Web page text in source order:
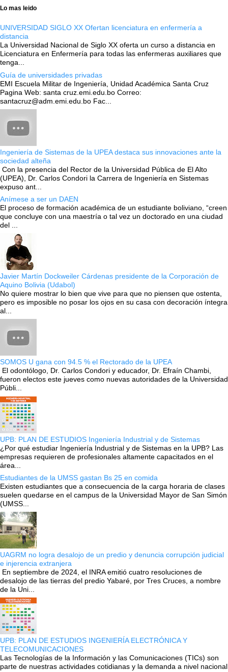
Lo mas leido
UNIVERSIDAD SIGLO XX Ofertan licenciatura en enfermería a
distancia
La Universidad Nacional de Siglo XX oferta un curso a distancia en
Licenciatura en Enfermería para todas las enfermeras auxiliares que
tenga...
Guía de universidades privadas
EMI Escuela Militar de Ingeniería, Unidad Académica Santa Cruz
Pagina Web: santa cruz.emi.edu.bo Correo:
santacruz@adm.emi.edu.bo Fac...
Ingeniería de Sistemas de la UPEA destaca sus innovaciones ante la
sociedad alteña
Con la presencia del Rector de la Universidad Pública de El Alto
(UPEA), Dr. Carlos Condori la Carrera de Ingeniería en Sistemas
expuso ant...
Anímese a ser un DAEN
El proceso de formación académica de un estudiante boliviano, “creen
que concluye con una maestría o tal vez un doctorado en una ciudad
del ...
Javier Martín Dockweiler Cárdenas presidente de la Corporación de
Aquino Bolivia (Udabol)
No quiere mostrar lo bien que vive para que no piensen que ostenta,
pero es imposible no posar los ojos en su casa con decoración íntegra
al...
SOMOS U gana con 94.5 % el Rectorado de la UPEA
El odontólogo, Dr. Carlos Condori y educador, Dr. Efraín Chambi,
fueron electos este jueves como nuevas autoridades de la Universidad
Públi...
UPB: PLAN DE ESTUDIOS Ingeniería Industrial y de Sistemas
¿Por qué estudiar Ingeniería Industrial y de Sistemas en la UPB? Las
empresas requieren de profesionales altamente capacitados en el
área...
Estudiantes de la UMSS gastan Bs 25 en comida
Existen estudiantes que a consecuencia de la carga horaria de clases
suelen quedarse en el campus de la Universidad Mayor de San Simón
(UMSS...
UAGRM no logra desalojo de un predio y denuncia corrupción judicial
e injerencia extranjera
En septiembre de 2024, el INRA emitió cuatro resoluciones de
desalojo de las tierras del predio Yabaré, por Tres Cruces, a nombre
de la Uni...
UPB: PLAN DE ESTUDIOS INGENIERÍA ELECTRÓNICA Y
TELECOMUNICACIONES
Las Tecnologías de la Información y las Comunicaciones (TICs) son
parte de nuestras actividades cotidianas y la demanda a nivel nacional